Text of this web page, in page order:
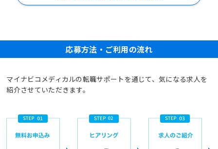
応募方法・ご利用の流れ
マイナビコメディカルの転職サポートを通じて、気になる求人を
紹介させていただきます。